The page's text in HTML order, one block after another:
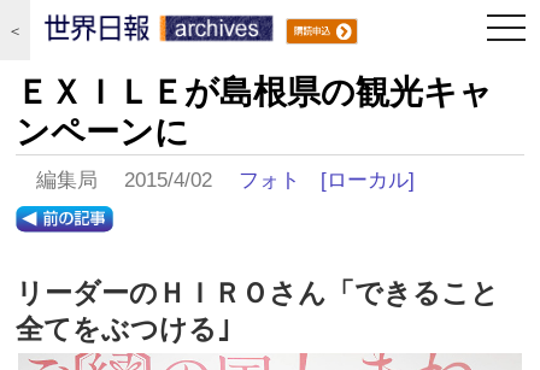
＜
ＥＸＩＬＥが島根県の観光キャ
ンペーンに
編集局 2015/4/02 フォト [ローカル]
リーダーのＨＩＲＯさん「できること
全てをぶつける｣